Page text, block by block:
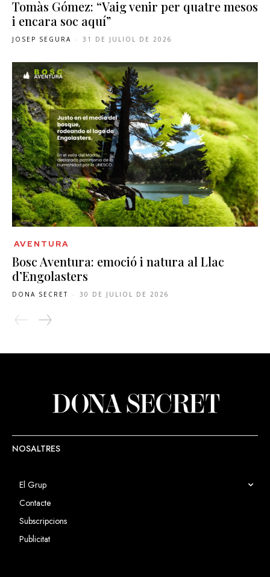
Tomàs Gómez: “Vaig venir per quatre mesos
i encara soc aquí”
JOSEP SEGURA - 31 DE JULIOL DE 2026
AVENTURA
Bosc Aventura: emoció i natura al Llac
d’Engolasters
DONA SECRET - 30 DE JULIOL DE 2026
NOSALTRES
El Grup
Contacte
Subscripcions
Publicitat